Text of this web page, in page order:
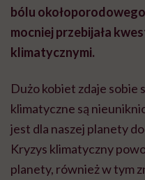
bólu
mocniej przebijała
klimatycznymi.
Dużo kobiet zdaje sobie
klimatyczne są
jest dla naszej planety
Kryzys klimatyczny
planety, również w tym